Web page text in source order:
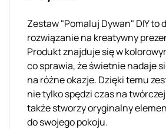
Zestaw "Pomaluj Dywan" DIY to
rozwiązanie na kreatywny
Produkt znajduje się w
co sprawia, że świetnie nadaje
na różne okazje. Dzięki temu
nie tylko spędzi czas na
także stworzy oryginalny
do swojego pokoju.